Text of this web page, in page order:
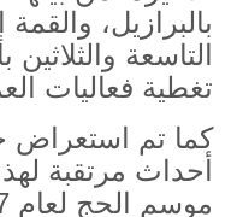
بالبرازيل،
التاسعة
تغطية فعاليات
كما تم استعراض
أحداث مرتقبة